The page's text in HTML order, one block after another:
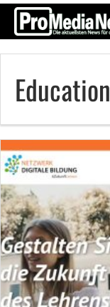
Education